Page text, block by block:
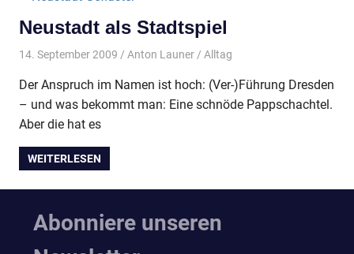
Neustadt als Stadtspiel
14. September 2009 Anton Launer Alltag
Der Anspruch im Namen ist hoch: (Ver-)Führung Dresden
– und was bekommt man: Eine schnöde Pappschachtel.
Aber die hat es
WEITERLESEN
Abonniere unseren